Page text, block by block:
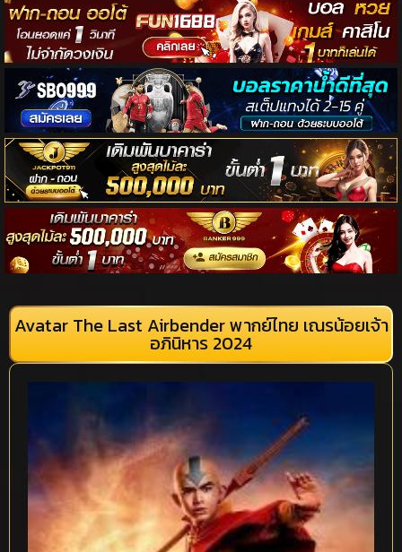
Avatar The Last Airbender พากย์ไทย เณรน้อยเจ้า
อภินิหาร 2024